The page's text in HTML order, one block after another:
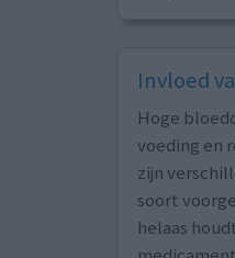
Invloed
Hoge
voeding en
zijn
soort
helaas